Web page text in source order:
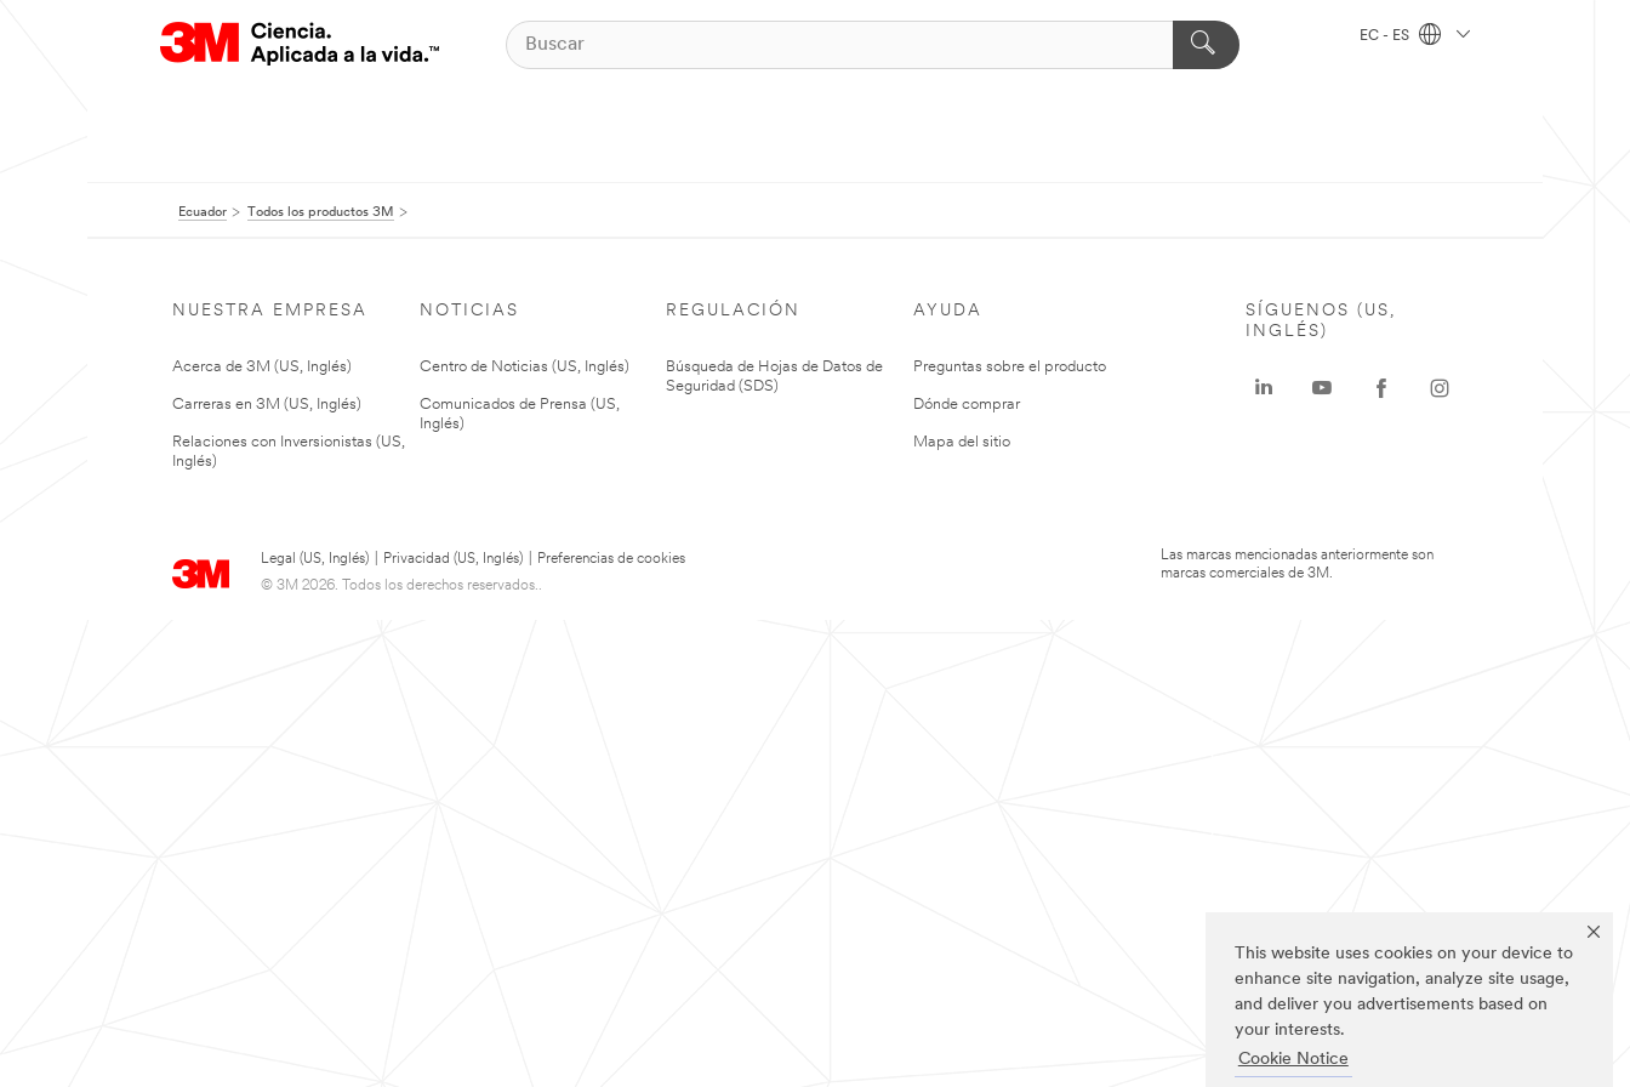
This website uses cookies on your device to
enhance site navigation, analyze site usage,
and deliver you advertisements based on
your interests.
Cookie Notice
EC - ES
Ecuador Todos los productos 3M
NUESTRA EMPRESA
Acerca de 3M (US, Inglés)
Carreras en 3M (US, Inglés)
Relaciones con Inversionistas (US,
Inglés)
NOTICIAS
Centro de Noticias (US, Inglés)
Comunicados de Prensa (US,
Inglés)
REGULACIÓN
Búsqueda de Hojas de Datos de
Seguridad (SDS)
AYUDA
Preguntas sobre el producto
Dónde comprar
Mapa del sitio
Legal (US, Inglés) Privacidad (US, Inglés)
Preferencias de cookies
© 3M 2026. Todos los derechos reservados..
SÍGUENOS (US,
INGLÉS)
Las marcas mencionadas anteriormente son
marcas comerciales de 3M.